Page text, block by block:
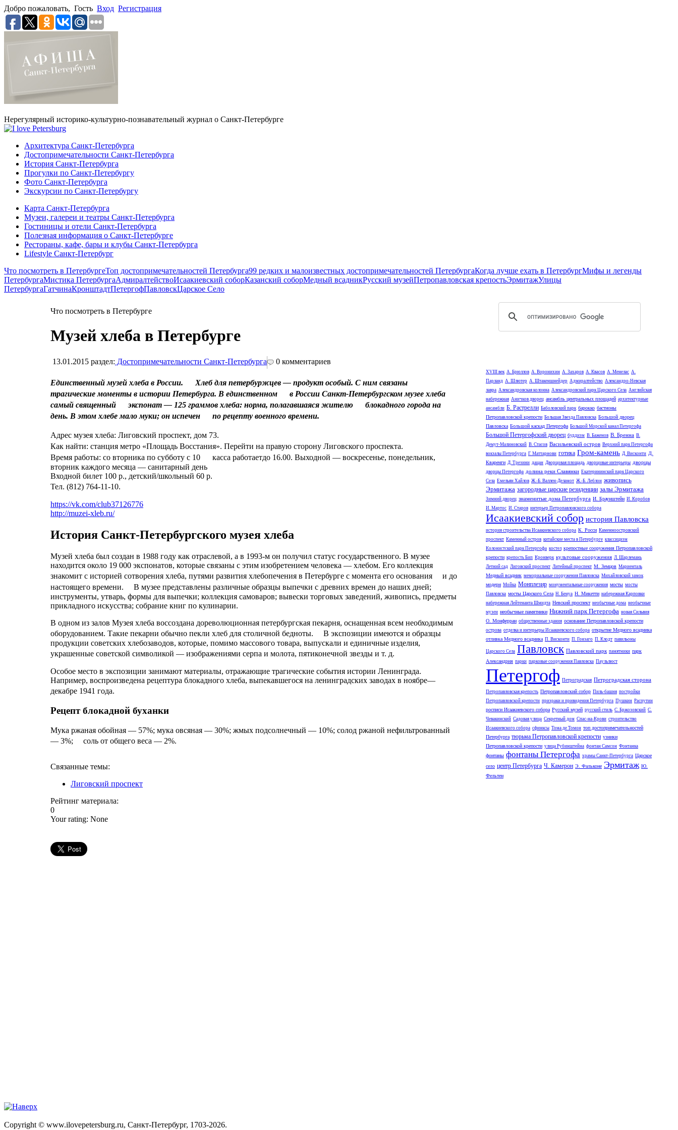
Добро пожаловать, Гость Вход Регистрация
Нерегулярный историко-культурно-познавательный журнал о Санкт-Петербурге
Архитектура Санкт-Петербурга
Достопримечательности Санкт-Петербурга
История Санкт-Петербурга
Прогулки по Санкт-Петербургу
Фото Санкт-Петербурга
Экскурсии по Санкт-Петербургу
Карта Санкт-Петербурга
Музеи, галереи и театры Санкт-Петербурга
Гостиницы и отели Санкт-Петербурга
Полезная информация о Санкт-Петербурге
Рестораны, кафе, бары и клубы Санкт-Петербурга
Lifestyle Санкт-Петербург
Что посмотреть в ПетербургеТоп достопримечательностей Петербурга99 редких и малоизвестных достопримечательностей ПетербургаКогда лучше ехать в ПетербургМифы и легенды
ПетербургаМистика ПетербургаАдмиралтействоИсаакиевский соборКазанский соборМедный всадникРусский музейПетропавловская крепостьЭрмитажУлицы
ПетербургаГатчинаКронштадтПетергофПавловскЦарское Село
Что посмотреть в Петербурге
Музей хлеба в Петербурге
13.01.2015 раздел: Достопримечательности Санкт-Петербурга 0 комментариев
Единственный музей хлеба в России. Хлеб для петербуржцев — продукт особый. С ним связаны
трагические моменты в истории Петербурга. В единственном в России Санкт-Петербургском музее хлеба
самый священный экспонат — 125 граммов хлеба: норма, полагавшаяся жителю блокадного города на
день. В этом хлебе мало муки; он испечен по рецепту военного времени.
Адрес музея хлеба: Лиговский проспект, дом 73.
Как найти: станция метро «Площадь Восстания». Перейти на правую сторону Лиговского проспекта.
Время работы: со вторника по субботу с 10 касса работаетдо 16.00. Выходной — воскресенье, понедельник,
вторник каждого месяца — санитарный день
Входной билет 100 р., детский/школьный 60 р.
Тел. (812) 764-11-10.
https://vk.com/club37126776
http://muzei-xleb.ru/
История Санкт-Петербургского музея хлеба
Музей хлеба был создан в 1988 году как отраслевой, а в 1993-м он получил статус государственного. В музее
находится около 19 000 экспонатов, которые связаны с этим изобретением человека — хлебом. Его коллекция
знакомит с историей сотворения хлеба, путями развития хлебопечения в Петербурге с момента его основания и до
настоящего времени. В музее представлены различные образцы выпечки с древних времен до наших дней;
инструменты, утварь, формы для выпечки; коллекция самоваров; вывески торговых заведений, живопись, предметы
прикладного искусства; собрание книг по кулинарии.
В одном из залов Музея хлеба воссоздана дореволюционная петербургская пекарня, оснащенная всем необходимым
оборудованием. Такие пекарни обычно пекли хлеб для столичной бедноты. В экспозиции имеются и образцы
продукции советских хлебозаводов, которые, помимо массового товара, выпускали и единичные изделия,
украшенные советской символикой — изображениями серпа и молота, пятиконечной звезды и т. д.
Особое место в экспозиции занимают материалы, отражающие трагические события истории Ленинграда.
Например, воспроизведена рецептура блокадного хлеба, выпекавшегося на ленинградских заводах в ноябре—
декабре 1941 года.
Рецепт блокадной буханки
Мука ржаная обойная — 57%; мука овсяная — 30%; жмых подсолнечный — 10%; солод ржаной нефильтрованный
— 3%; соль от общего веса — 2%.
Связанные темы:
Лиговский проспект
Рейтинг материала:
0
Your rating: None
XVIII век А. Брюллов А. Воронихин А. Захаров А. Квасов А. Менелас А.
Парланд А. Шлютер А. Штакеншнейдер Адмиралтейство Александро-Невская
лавра Александровская колонна Александровский парк Царского Села Английская
набережная Аничков дворец ансамбль центральных площадей архитектурные
ансамбли Б. Растрелли Баболовский парк барокко бастионы
Петропавловской крепости Большая Звезда Павловска Большой дворец
Павловска Большой каскад Петергофа Большой Морской канал Петергофа
Большой Петергофский дворец буддизм В. Баженов В. Бренна В.
Демут-Малиновский В. Стасов Васильевский остров Верхний парк Петергофа
вокзалы Петербурга Г. Маттарнови готика Гром-камень Д. Висконти Д.
Кваренги Д. Трезини дацан Дворцовая площадь дворцовые интерьеры дворцы
дворцы Петергофа долина реки Славянки Екатерининский парк Царского
Села Емельян Хайлов Ж.-Б. Валлен-Деламот Ж.-Б. Леблон живопись
Эрмитажа загородные царские резиденции залы Эрмитажа
Зимний дворец знаменитые дома Петербурга И. Браунштейн И. Коробов
И. Мартос И. Старов интерьер Петропавловского собора
Исаакиевский собор история Павловска
история строительства Исаакиевского собора К. Росси Каменноостровский
проспект Каменный остров китайские места в Петербурге классицизм
Колонистский парк Петергофа костел крепостные сооружения Петропавловской
крепости крепость Бип Кронверк культовые сооружения Л. Шарлемань
Летний сад Лиговский проспект Литейный проспект М. Земцов Мариенталь
Медный всадник мемориальные сооружения Павловска Михайловский замок
модерн Мойка Монплезир монументальные сооружения мосты мосты
Павловска мосты Царского Села Н. Бенуа Н. Микетти набережная Карповки
набережная Лейтенанта Шмидта Невский проспект необычные дома необычные
музеи необычные памятники Нижний парк Петергофа новая Сильвия
О. Монферран общественные здания основание Петропавловской крепости
острова отделка и интерьеры Исаакиевского собора открытие Медного всадника
отливка Медного всадника П. Висконти П. Гонзаго П. Клодт павильоны
Царского Села Павловск Павловский парк памятники парк
Александрия парки парковые сооружения Павловска Паульлюст
Петергоф Петроградская Петроградская сторона
Петропавловская крепость Петропавловский собор Пиль-башня постройки
Петропавловской крепости призраки и привидения Петербурга Пушкин Распутин
росписи Исаакиевского собора Русский музей русский стиль С. Бржозовский С.
Чевакинский Садовая улица Секретный дом Спас-на-Крови строительство
Исаакиевского собора сфинксы Тома де Томон топ достопримечательностей
Петербурга тюрьма Петропавловской крепости узники
Петропавловской крепости улица Рубинштейна фонтан Самсон Фонтанка
фонтаны фонтаны Петергофа храмы Санкт-Петербурга Царское
село центр Петербурга Ч. Камерон Э. Фальконе Эрмитаж Ю.
Фельтен
Copyright © www.ilovepetersburg.ru, Санкт-Петербург, 1703-2026.